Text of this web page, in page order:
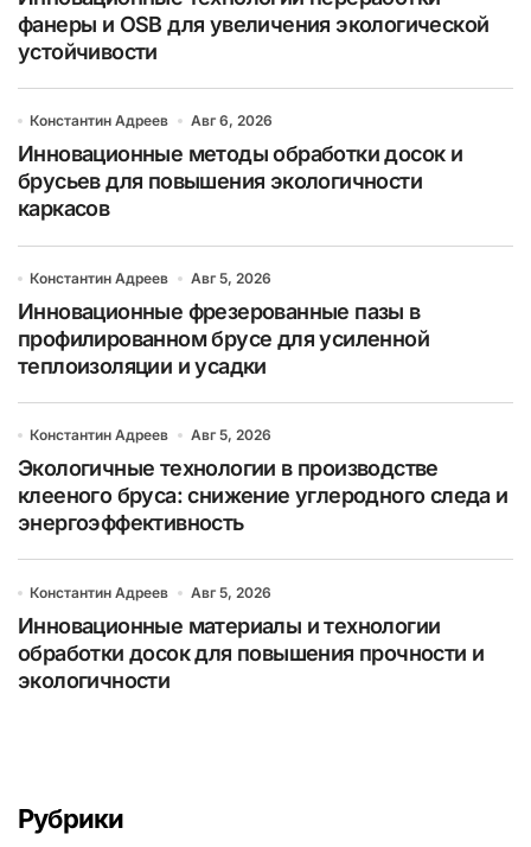
фанеры и OSB для увеличения экологической
устойчивости
Константин Адреев Авг 6, 2026
Инновационные методы обработки досок и
брусьев для повышения экологичности
каркасов
Константин Адреев Авг 5, 2026
Инновационные фрезерованные пазы в
профилированном брусе для усиленной
теплоизоляции и усадки
Константин Адреев Авг 5, 2026
Экологичные технологии в производстве
клееного бруса: снижение углеродного следа и
энергоэффективность
Константин Адреев Авг 5, 2026
Инновационные материалы и технологии
обработки досок для повышения прочности и
экологичности
Рубрики